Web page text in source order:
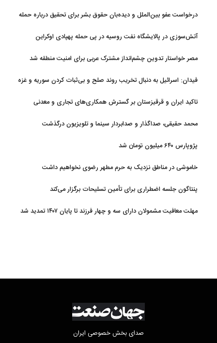
درخواست عفو بین‌الملل و دیده‌بان حقوق بشر برای تحقیق درباره حمله
به خبرنگاران در لبنان
آتش‌سوزی در پالایشگاه نفت روسیه در پی حمله پهپادی اوکراین
مصر خواستار تدوین چشم‌انداز مشترک عربی برای امنیت منطقه شد
فیدان: اسرائیل به دنبال تخریب روند صلح و بی‌ثبات کردن سوریه و غزه
تاکید ایران و قرقیزستان بر گسترش همکاری‌های تجاری و معدنی
محمد حقیقی، صداگذار و صدابردار سینما و تلویزیون درگذشت
پژوپارس ۶۴۰ میلیون تومان شد
خاموشی در مناطق نزدیک به حرم مطهر رضوی نخواهیم داشت
پنتاگون جلسه اضطراری برای تأمین تسلیحات برگزار می‌کند
مهلت معافیت مشمولان دارای سه و چهار فرزند تا پایان ۱۴۰۷ تمدید شد
صدای بخش خصوصی ایران